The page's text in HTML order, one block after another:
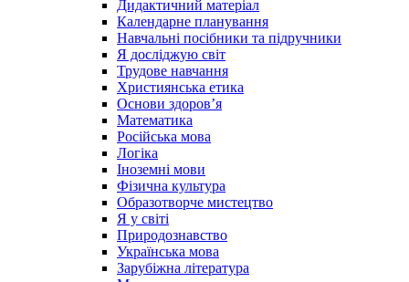
Дидактичний матеріал
Календарне планування
Навчальні посібники та підручники
Я досліджую світ
Трудове навчання
Християнська етика
Основи здоров’я
Математика
Російська мова
Логіка
Іноземні мови
Фізична культура
Образотворче мистецтво
Я у світі
Природознавство
Українська мова
Зарубіжна література